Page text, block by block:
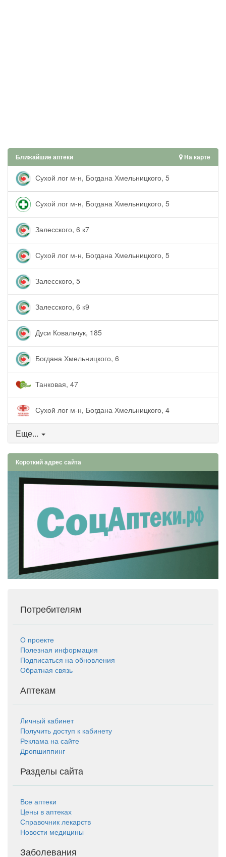
Ближайшие аптеки На карте
Сухой лог м-н, Богдана Хмельницкого, 5
Сухой лог м-н, Богдана Хмельницкого, 5
Залесского, 6 к7
Сухой лог м-н, Богдана Хмельницкого, 5
Залесского, 5
Залесского, 6 к9
Дуси Ковальчук, 185
Богдана Хмельницкого, 6
Танковая, 47
Сухой лог м-н, Богдана Хмельницкого, 4
Еще...
Короткий адрес сайта
Потребителям
О проекте
Полезная информация
Подписаться на обновления
Обратная связь
Аптекам
Личный кабинет
Получить доступ к кабинету
Реклама на сайте
Дропшиппинг
Разделы сайта
Все аптеки
Цены в аптеках
Справочник лекарств
Новости медицины
Заболевания